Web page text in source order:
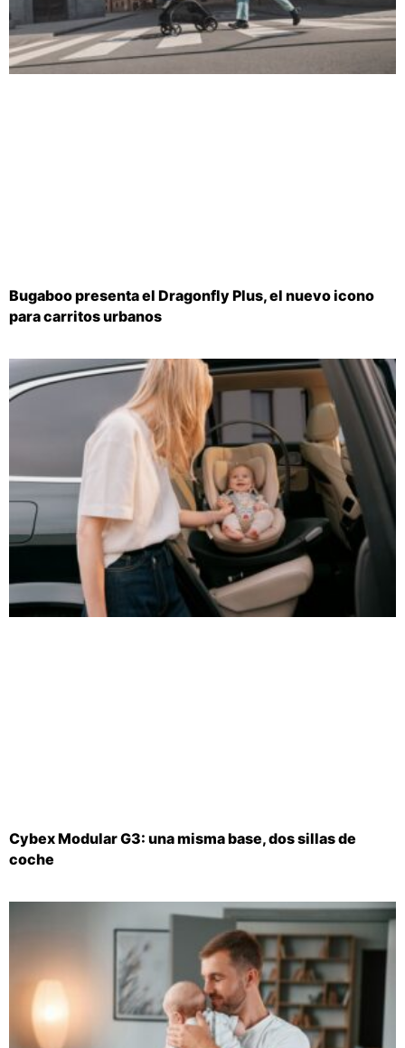
Bugaboo presenta el Dragonfly Plus, el nuevo icono
para carritos urbanos
Cybex Modular G3: una misma base, dos sillas de
coche